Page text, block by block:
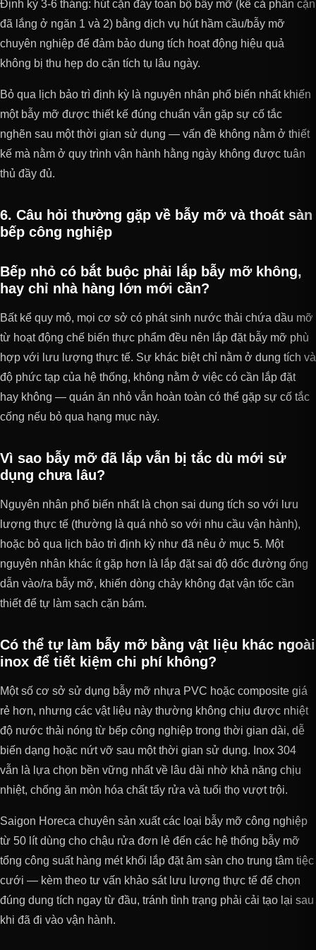
Định kỳ 3-6 tháng: hút cặn đáy toàn bộ bẫy mỡ (kể cả phần cặn
đã lắng ở ngăn 1 và 2) bằng dịch vụ hút hầm cầu/bẫy mỡ
chuyên nghiệp để đảm bảo dung tích hoạt động hiệu quả
không bị thu hẹp do cặn tích tụ lâu ngày.
Bỏ qua lịch bảo trì định kỳ là nguyên nhân phổ biến nhất khiến
một bẫy mỡ được thiết kế đúng chuẩn vẫn gặp sự cố tắc
nghẽn sau một thời gian sử dụng — vấn đề không nằm ở thiết
kế mà nằm ở quy trình vận hành hằng ngày không được tuân
thủ đầy đủ.
6. Câu hỏi thường gặp về bẫy mỡ và thoát sàn
bếp công nghiệp
Bếp nhỏ có bắt buộc phải lắp bẫy mỡ không,
hay chỉ nhà hàng lớn mới cần?
Bất kể quy mô, mọi cơ sở có phát sinh nước thải chứa dầu mỡ
từ hoạt động chế biến thực phẩm đều nên lắp đặt bẫy mỡ phù
hợp với lưu lượng thực tế. Sự khác biệt chỉ nằm ở dung tích và
độ phức tạp của hệ thống, không nằm ở việc có cần lắp đặt
hay không — quán ăn nhỏ vẫn hoàn toàn có thể gặp sự cố tắc
cống nếu bỏ qua hạng mục này.
Vì sao bẫy mỡ đã lắp vẫn bị tắc dù mới sử
dụng chưa lâu?
Nguyên nhân phổ biến nhất là chọn sai dung tích so với lưu
lượng thực tế (thường là quá nhỏ so với nhu cầu vận hành),
hoặc bỏ qua lịch bảo trì định kỳ như đã nêu ở mục 5. Một
nguyên nhân khác ít gặp hơn là lắp đặt sai độ dốc đường ống
dẫn vào/ra bẫy mỡ, khiến dòng chảy không đạt vận tốc cần
thiết để tự làm sạch cặn bám.
Có thể tự làm bẫy mỡ bằng vật liệu khác ngoài
inox để tiết kiệm chi phí không?
Một số cơ sở sử dụng bẫy mỡ nhựa PVC hoặc composite giá
rẻ hơn, nhưng các vật liệu này thường không chịu được nhiệt
độ nước thải nóng từ bếp công nghiệp trong thời gian dài, dễ
biến dạng hoặc nứt vỡ sau một thời gian sử dụng. Inox 304
vẫn là lựa chọn bền vững nhất về lâu dài nhờ khả năng chịu
nhiệt, chống ăn mòn hóa chất tẩy rửa và tuổi thọ vượt trội.
Saigon Horeca chuyên sản xuất các loại bẫy mỡ công nghiệp
từ 50 lít dùng cho chậu rửa đơn lẻ đến các hệ thống bẫy mỡ
tổng công suất hàng mét khối lắp đặt âm sàn cho trung tâm tiệc
cưới — kèm theo tư vấn khảo sát lưu lượng thực tế để chọn
đúng dung tích ngay từ đầu, tránh tình trạng phải cải tạo lại sau
khi đã đi vào vận hành.